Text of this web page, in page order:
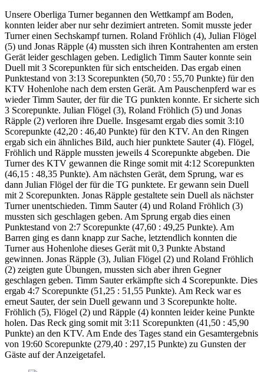
Unsere Oberliga Turner begannen den Wettkampf am Boden,
konnten leider aber nur sehr dezimiert antreten. Somit musste jeder
Turner einen Sechskampf turnen. Roland Fröhlich (4), Julian Flögel
(5) und Jonas Räpple (4) mussten sich ihren Kontrahenten am ersten
Gerät leider geschlagen geben. Lediglich Timm Sauter konnte sein
Duell mit 3 Scorepunkten für sich entscheiden. Das ergab einen
Punktestand von 3:13 Scorepunkten (50,70 : 55,70 Punkte) für den
KTV Hohenlohe nach dem ersten Gerät. Am Pauschenpferd war es
wieder Timm Sauter, der für die TG punkten konnte. Er sicherte sich
3 Scorepunkte. Julian Flögel (3), Roland Fröhlich (5) und Jonas
Räpple (2) verloren ihre Duelle. Insgesamt ergab dies somit 3:10
Scorepunkte (42,20 : 46,40 Punkte) für den KTV. An den Ringen
ergab sich ein ähnliches Bild, auch hier punktete Sauter (4). Flögel,
Fröhlich und Räpple mussten jeweils 4 Scorepunkte abgeben. Die
Turner des KTV gewannen die Ringe somit mit 4:12 Scorepunkten
(46,15 : 48,35 Punkte). Am nächsten Gerät, dem Sprung, war es
dann Julian Flögel der für die TG punktete. Er gewann sein Duell
mit 2 Scorepunkten. Jonas Räpple gestaltete sein Duell als nächster
Turner unentschieden. Timm Sauter (4) und Roland Fröhlich (3)
mussten sich geschlagen geben. Am Sprung ergab dies einen
Punktestand von 2:7 Scorepunkte (47,60 : 49,25 Punkte). Am
Barren ging es dann knapp zur Sache, letztendlich konnten die
Turner aus Hohenlohe dieses Gerät mit 0,3 Punkte Abstand
gewinnen. Jonas Räpple (3), Julian Flögel (2) und Roland Fröhlich
(2) zeigten gute Übungen, mussten sich aber ihren Gegner
geschlagen geben. Timm Sauter erkämpfte sich 4 Scorepunkte. Dies
ergab 4:7 Scorepunkte (51,25 : 51,55 Punkte). Am Reck war es
erneut Sauter, der sein Duell gewann und 3 Scorepunkte holte.
Fröhlich (5), Flögel (2) und Räpple (4) konnten leider keine Punkte
holen. Das Reck ging somit mit 3:11 Scorepunkten (41,50 : 45,90
Punkte) an den KTV. Am Ende des Tages stand ein Gesamtergebnis
von 19:60 Scorepunkte (279,40 : 297,15 Punkte) zu Gunsten der
Gäste auf der Anzeigetafel.